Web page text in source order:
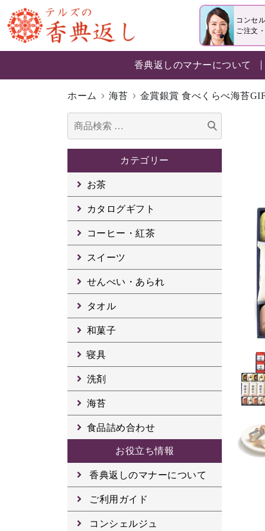
コンセ
ご注文
香典返しのマナーについて
ホーム 海苔 金賞銀賞 食べくらべ海苔
索
対
カテゴリー
お茶
カタログギフト
コーヒー・紅茶
スイーツ
せんべい・あられ
タオル
和菓子
寝具
洗剤
海苔
食品詰め合わせ
お役立ち情報
香典返しのマナーについて
ご利用ガイド
コンシェルジュ